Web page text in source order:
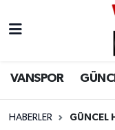
VANSPOR
HABERLER GÜNCEL
Siyaset
Van Nöbetçi
Van Namaz